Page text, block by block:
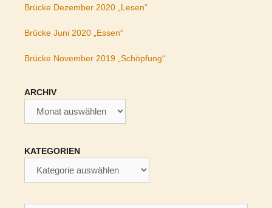
Brücke Dezember 2020 „Lesen“
Brücke Juni 2020 „Essen“
Brücke November 2019 „Schöpfung“
ARCHIV
KATEGORIEN